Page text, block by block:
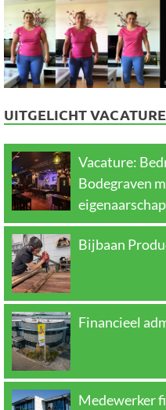
UITGELICHT
Vacature:
Bodegraven
eigenaarschap
Bijbaan
Financieel
Medewerker